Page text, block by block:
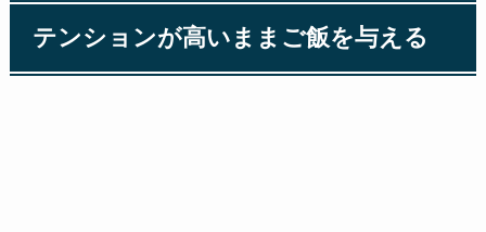
テンションが高いままご飯を与える